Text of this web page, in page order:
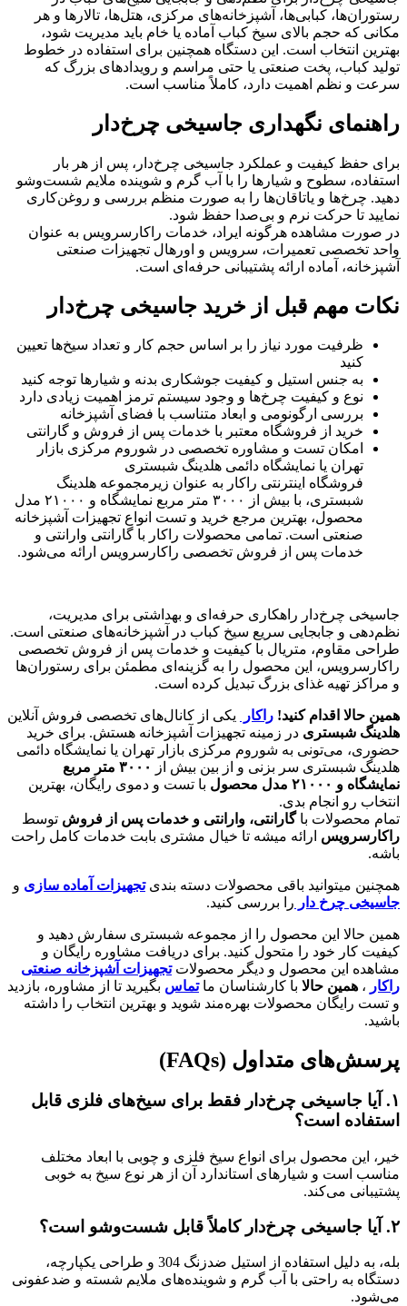
رستوران‌ها، کبابی‌ها، آشپزخانه‌های مرکزی، هتل‌ها، تالارها و هر
مکانی که حجم بالای سیخ کباب آماده یا خام باید مدیریت شود،
بهترین انتخاب است. این دستگاه همچنین برای استفاده در خطوط
تولید کباب، پخت صنعتی یا حتی مراسم و رویدادهای بزرگ که
سرعت و نظم اهمیت دارد، کاملاً مناسب است.
راهنمای نگهداری جاسیخی چرخ‌دار
برای حفظ کیفیت و عملکرد جاسیخی چرخ‌دار، پس از هر بار
استفاده، سطوح و شیارها را با آب گرم و شوینده ملایم شست‌وشو
دهید. چرخ‌ها و یاتاقان‌ها را به صورت منظم بررسی و روغن‌کاری
نمایید تا حرکت نرم و بی‌صدا حفظ شود.
در صورت مشاهده هرگونه ایراد، خدمات راکارسرویس به عنوان
واحد تخصصی تعمیرات، سرویس و اورهال تجهیزات صنعتی
آشپزخانه، آماده ارائه پشتیبانی حرفه‌ای است.
نکات مهم قبل از خرید جاسیخی چرخ‌دار
ظرفیت مورد نیاز را بر اساس حجم کار و تعداد سیخ‌ها تعیین
کنید
به جنس استیل و کیفیت جوشکاری بدنه و شیارها توجه کنید
نوع و کیفیت چرخ‌ها و وجود سیستم ترمز اهمیت زیادی دارد
بررسی ارگونومی و ابعاد متناسب با فضای آشپزخانه
خرید از فروشگاه معتبر با خدمات پس از فروش و گارانتی
امکان تست و مشاوره تخصصی در شوروم مرکزی بازار
تهران یا نمایشگاه دائمی هلدینگ شبستری
فروشگاه اینترنتی راکار به عنوان زیرمجموعه هلدینگ
شبستری، با بیش از ۳۰۰۰ متر مربع نمایشگاه و ۲۱۰۰۰ مدل
محصول، بهترین مرجع خرید و تست انواع تجهیزات آشپزخانه
صنعتی است. تمامی محصولات راکار با گارانتی وارانتی و
خدمات پس از فروش تخصصی راکارسرویس ارائه می‌شود.
جاسیخی چرخ‌دار راهکاری حرفه‌ای و بهداشتی برای مدیریت،
نظم‌دهی و جابجایی سریع سیخ کباب در آشپزخانه‌های صنعتی است.
طراحی مقاوم، متریال با کیفیت و خدمات پس از فروش تخصصی
راکارسرویس، این محصول را به گزینه‌ای مطمئن برای رستوران‌ها
و مراکز تهیه غذای بزرگ تبدیل کرده است.
همین حالا اقدام کنید! راکار
یکی از کانال‌های تخصصی فروش آنلاین
هلدینگ شبستری در زمینه تجهیزات آشپزخانه هستش. برای خرید
حضوری، می‌تونی به شوروم مرکزی بازار تهران یا نمایشگاه دائمی
هلدینگ شبستری سر بزنی و از بین بیش از
۳۰۰۰ متر مربع
نمایشگاه و ۲۱۰۰۰ مدل محصول با تست و دموی رایگان، بهترین
انتخاب رو انجام بدی.
تمام محصولات باگارانتی، وارانتی و خدمات پس از فروش توسط
راکارسرویس ارائه میشه تا خیال مشتری بابت خدمات کامل راحت
باشه.
همچنین میتوانید باقی محصولات دسته بندیتجهیزات آماده سازی و
جاسیخی چرخ دار را بررسی کنید.
همین حالا این محصول را از مجموعه شبستری سفارش دهید و
کیفیت کار خود را متحول کنید. برای دریافت مشاوره رایگان و
مشاهده این محصول و دیگر محصولاتتجهیزات آشپزخانه صنعتی
راکار ، همین حالا با کارشناسان ماتماس بگیرید تا از مشاوره، بازدید
و تست رایگان محصولات بهره‌مند شوید و بهترین انتخاب را داشته
باشید.
پرسش‌های متداول (FAQs)
۱.
آیا جاسیخی چرخ‌دار فقط برای سیخ‌های فلزی قابل
استفاده است؟
خیر، این محصول برای انواع سیخ فلزی و چوبی با ابعاد مختلف
مناسب است و شیارهای استاندارد آن از هر نوع سیخ به خوبی
پشتیبانی می‌کند.
۲. آیا جاسیخی چرخ‌دار کاملاً قابل شست‌وشو است؟
بله، به دلیل استفاده از استیل ضدزنگ 304 و طراحی یکپارچه،
دستگاه به راحتی با آب گرم و شوینده‌های ملایم شسته و ضدعفونی
می‌شود.